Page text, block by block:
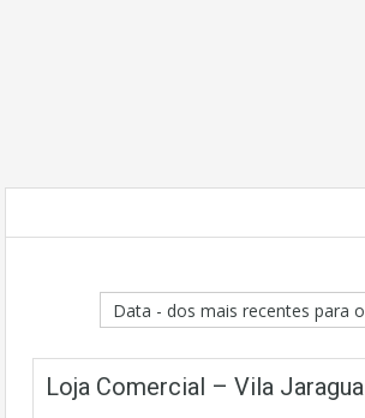
Loja Comercial – Vila Jaragua